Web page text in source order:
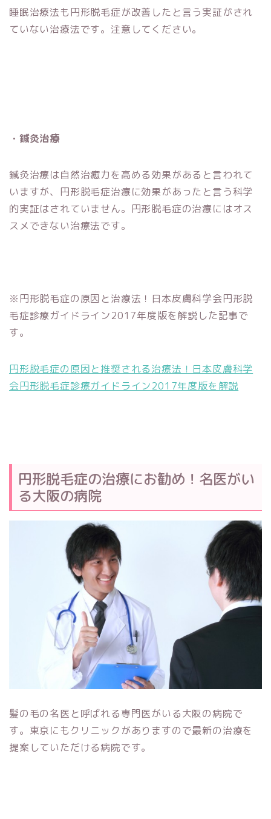
睡眠治療法も円形脱毛症が改善したと言う実証がされ
ていない治療法です。注意してください。
・鍼灸治療
鍼灸治療は自然治癒力を高める効果があると言われて
いますが、円形脱毛症治療に効果があったと言う科学
的実証はされていません。円形脱毛症の治療にはオス
スメできない治療法です。
※円形脱毛症の原因と治療法！日本皮膚科学会円形脱
毛症診療ガイドライン2017年度版を解説した記事で
す。
円形脱毛症の原因と推奨される治療法！日本皮膚科学
会円形脱毛症診療ガイドライン2017年度版を解説
円形脱毛症の治療にお勧め！名医がい
る大阪の病院
髪の毛の名医と呼ばれる専門医がいる大阪の病院で
す。東京にもクリニックがありますので最新の治療を
提案していただける病院です。